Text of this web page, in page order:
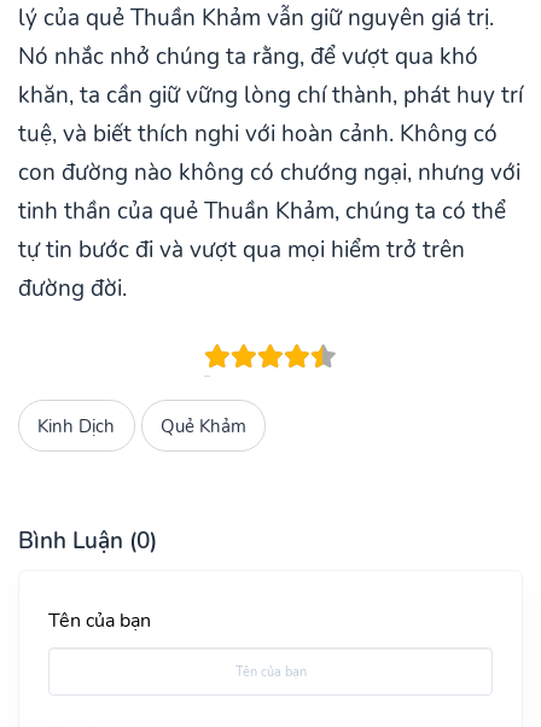
lý của quẻ Thuần Khảm vẫn giữ nguyên giá trị.
Nó nhắc nhở chúng ta rằng, để vượt qua khó
khăn, ta cần giữ vững lòng chí thành, phát huy trí
tuệ, và biết thích nghi với hoàn cảnh. Không có
con đường nào không có chướng ngại, nhưng với
tinh thần của quẻ Thuần Khảm, chúng ta có thể
tự tin bước đi và vượt qua mọi hiểm trở trên
đường đời.
Kinh Dịch Quẻ Khảm
Bình Luận (0)
Tên của bạn